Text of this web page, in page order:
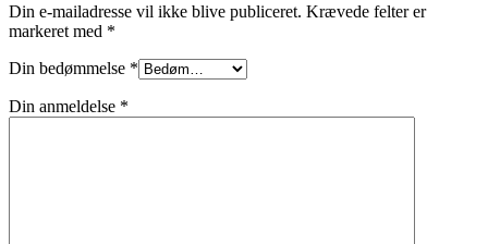
Din e-mailadresse vil ikke blive publiceret. Krævede felter er
markeret med *
Din bedømmelse *
Din anmeldelse *